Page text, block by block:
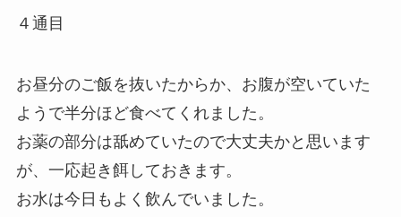
４通目
お昼分のご飯を抜いたからか、お腹が空いていた
ようで半分ほど食べてくれました。
お薬の部分は舐めていたので大丈夫かと思います
が、一応起き餌しておきます。
お水は今日もよく飲んでいました。